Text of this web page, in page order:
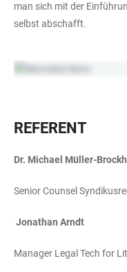
man sich mit der
selbst abschafft.
REFERENT
Dr. Michael Müller-
Senior Counsel
Jonathan Arndt
Manager Legal Tech for